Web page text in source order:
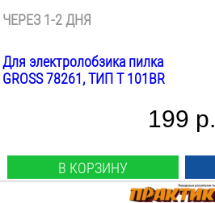
ЧЕРЕЗ 1-2 ДНЯ
Для электролобзика пилка
GROSS 78261, ТИП T 101BR
199 р.
В КОРЗИНУ